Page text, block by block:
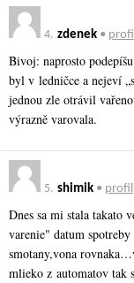
4. zdenek •
Bivoj: naprosto
byl v ledničce a nejeví
jednou zle otrávil
výrazně varovala.
5. shimik • profil
Dnes sa mi stala takato
varenie" datum
smotany,vona
mlieko z automatov tak